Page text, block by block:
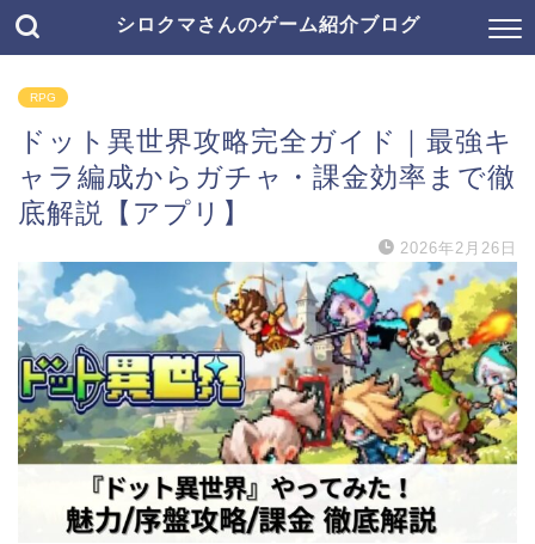
シロクマさんのゲーム紹介ブログ
RPG
ドット異世界攻略完全ガイド｜最強キ
ャラ編成からガチャ・課金効率まで徹
底解説【アプリ】
2026年2月26日